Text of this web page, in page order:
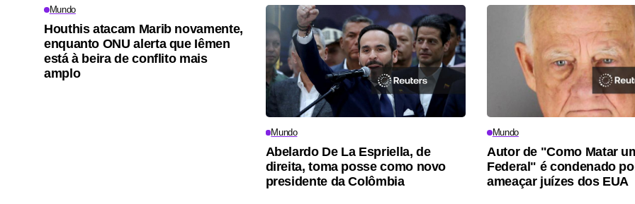
Mundo
Houthis atacam Marib novamente,
enquanto ONU alerta que Iêmen
está à beira de conflito mais
amplo
Mundo
Abelardo De La Espriella, de
direita, toma posse como novo
presidente da Colômbia
Mundo
Autor de "Como Matar
Federal" é condenado
ameaçar juízes dos EUA